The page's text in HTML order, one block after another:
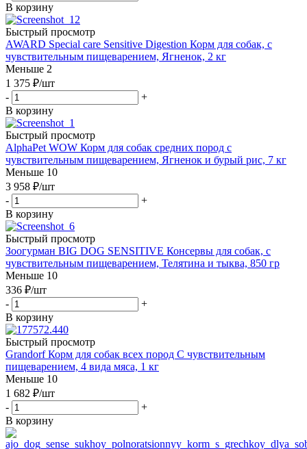
В корзину
Быстрый просмотр
AWARD Special care Sensitive Digestion Корм для собак, с
чувствительным пищеварением, Ягненок, 2 кг
Меньше 2
1 375 ₽/шт
-
+
В корзину
Быстрый просмотр
AlphaPet WOW Корм для собак средних пород с
чувствительным пищеварением, Ягненок и бурый рис, 7 кг
Меньше 10
3 958 ₽/шт
-
+
В корзину
Быстрый просмотр
Зоогурман BIG DOG SENSITIVE Консервы для собак, с
чувствительным пищеварением, Телятина и тыква, 850 гр
Меньше 10
336 ₽/шт
-
+
В корзину
Быстрый просмотр
Grandorf Корм для собак всех пород С чувствительным
пищеварением, 4 вида мяса, 1 кг
Меньше 10
1 682 ₽/шт
-
+
В корзину